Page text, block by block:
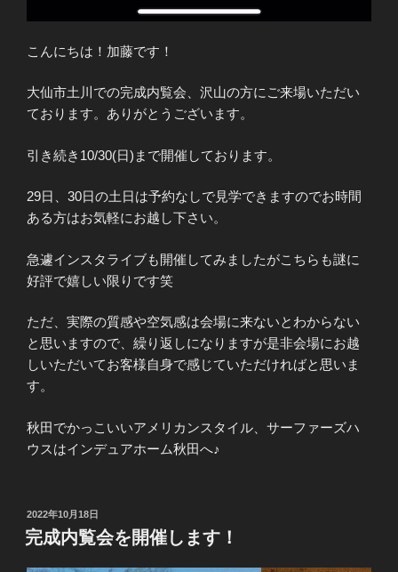
こんにちは！加藤です！
大仙市土川での完成内覧会、沢山の方にご来場いただい
ております。ありがとうございます。
引き続き10/30(日)まで開催しております。
29日、30日の土日は予約なしで見学できますのでお時間
ある方はお気軽にお越し下さい。
急遽インスタライブも開催してみましたがこちらも謎に
好評で嬉しい限りです笑
ただ、実際の質感や空気感は会場に来ないとわからない
と思いますので、繰り返しになりますが是非会場にお越
しいただいてお客様自身で感じていただければと思いま
す。
秋田でかっこいいアメリカンスタイル、サーファーズハ
ウスはインデュアホーム秋田へ♪
投
稿
日:
2022年10月18日
完成内覧会を開催します！